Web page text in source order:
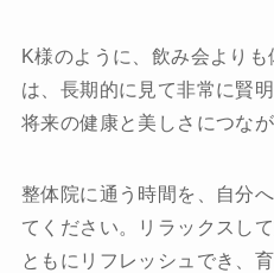
K様のように、飲み会より
は、長期的に見て非常に賢
将来の健康と美しさにつなが
整体院に通う時間を、自分
てください。リラックスし
ともにリフレッシュでき、